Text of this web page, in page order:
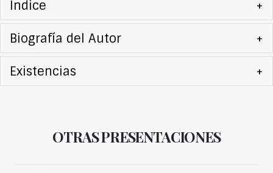
Índice +
Biografía del Autor +
Existencias +
OTRAS PRESENTACIONES